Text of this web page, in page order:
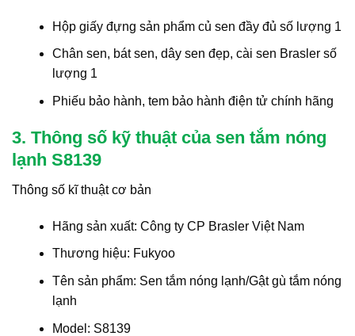
Hộp giấy đựng sản phẩm củ sen đầy đủ số lượng 1
Chân sen, bát sen, dây sen đẹp, cài sen Brasler số
lượng 1
Phiếu bảo hành, tem bảo hành điện tử chính hãng
3. Thông số kỹ thuật của sen tắm nóng
lạnh S8139
Thông số kĩ thuật cơ bản
Hãng sản xuất: Công ty CP Brasler Việt Nam
Thương hiệu: Fukyoo
Tên sản phẩm: Sen tắm nóng lạnh/Gật gù tắm nóng
lạnh
Model: S8139